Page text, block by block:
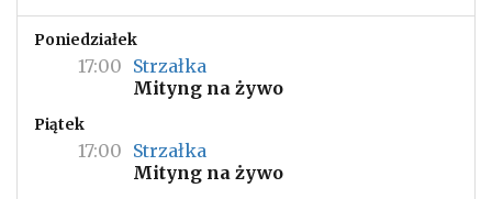
Poniedziałek
17:00 Strzałka
Mityng na żywo
Piątek
17:00 Strzałka
Mityng na żywo